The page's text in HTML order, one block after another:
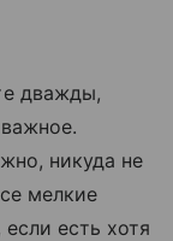
дважды,
никуда не
мелкие
есть хотя